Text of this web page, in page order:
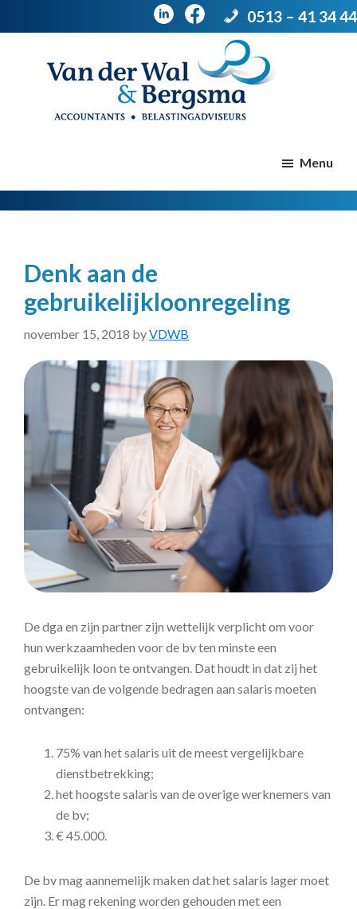
0513 – 41 34 44
Menu
Denk aan de
gebruikelijkloonregeling
november 15, 2018 byVDWB
De dga en zijn partner zijn wettelijk verplicht om voor
hun werkzaamheden voor de bv ten minste een
gebruikelijk loon te ontvangen. Dat houdt in dat zij het
hoogste van de volgende bedragen aan salaris moeten
ontvangen:
75% van het salaris uit de meest vergelijkbare
dienstbetrekking;
het hoogste salaris van de overige werknemers van
de bv;
€ 45.000.
De bv mag aannemelijk maken dat het salaris lager moet
zijn. Er mag rekening worden gehouden met een